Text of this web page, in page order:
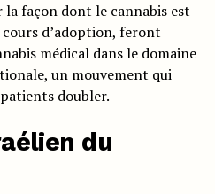
façon dont le cannabis est
d’adoption, feront
médical dans le domaine
un mouvement qui
doubler.
du